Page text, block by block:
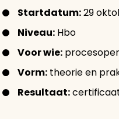
Startdatum:29
Niveau: Hbo
Voor wie:
Vorm: theorie en
Resultaat: